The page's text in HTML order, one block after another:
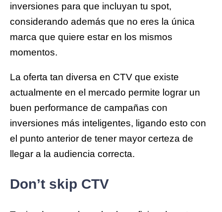
inversiones para que incluyan tu spot,
considerando además que no eres la única
marca que quiere estar en los mismos
momentos.
La oferta tan diversa en CTV que existe
actualmente en el mercado permite lograr un
buen performance de campañas con
inversiones más inteligentes, ligando esto con
el punto anterior de tener mayor certeza de
llegar a la audiencia correcta.
Don’t skip CTV